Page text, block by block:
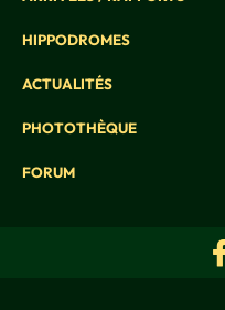
HIPPODROMES
ACTUALITÉS
PHOTOTHÈQUE
FORUM